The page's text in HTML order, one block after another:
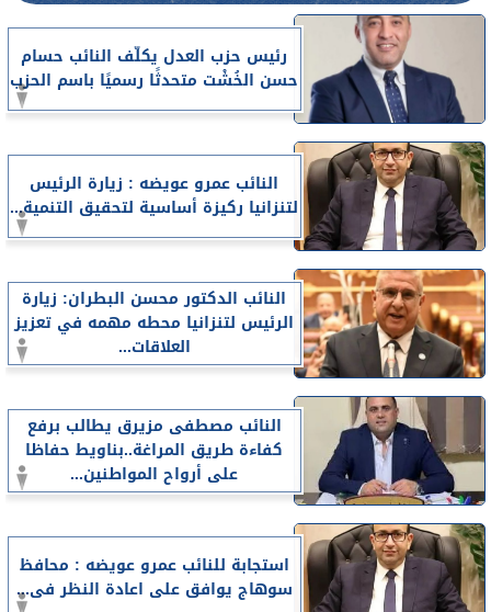
رئيس حزب العدل يكلّف النائب حسام
حسن الخُشْت متحدثًا رسميًا باسم الحزب
النائب عمرو عويضه : زيارة الرئيس
لتنزانيا ركيزة أساسية لتحقيق التنمية...
النائب الدكتور محسن البطران: زيارة
الرئيس لتنزانيا محطه مهمه في تعزيز
العلاقات...
النائب مصطفى مزيرق يطالب برفع
كفاءة طريق المراغة..بناويط حفاظا
على أرواح المواطنين...
استجابة للنائب عمرو عويضه : محافظ
سوهاج يوافق على اعادة النظر فى...